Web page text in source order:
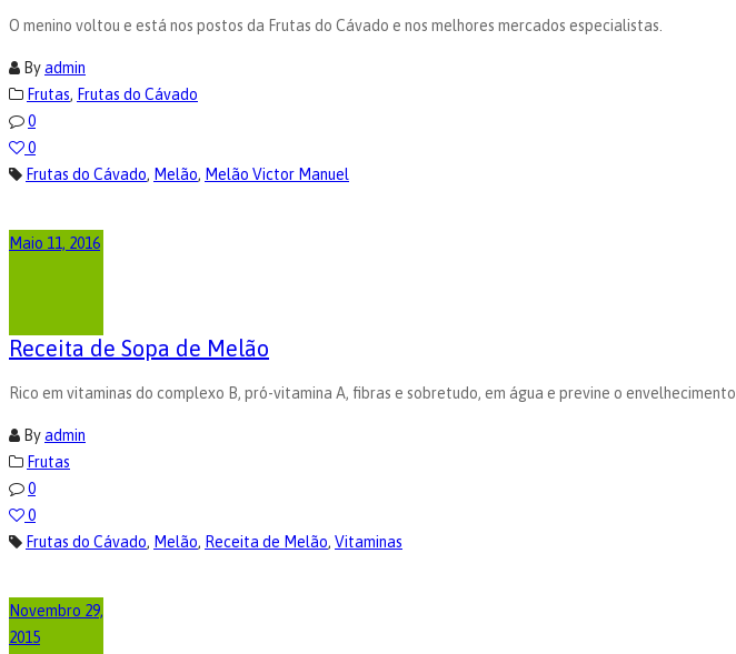
O menino voltou e está nos postos da Frutas do Cávado e nos melhores mercados especialistas.
Byadmin
Frutas, Frutas do Cávado
0
0
Frutas do Cávado, Melão, Melão Victor Manuel
Maio 11, 2016
Receita de Sopa de Melão
Rico em vitaminas do complexo B, pró-vitamina A, fibras e sobretudo, em água e previne o envelhecimento.
Byadmin
Frutas
0
0
Frutas do Cávado, Melão, Receita de Melão, Vitaminas
Novembro 29,
2015